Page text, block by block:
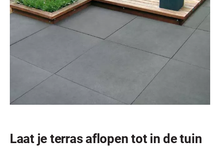
Laat je terras aflopen tot in de tuin